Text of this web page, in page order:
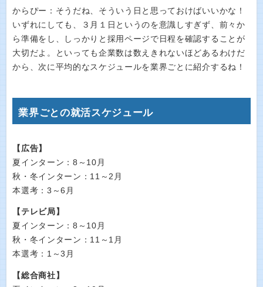
からぴー：そうだね、そういう日と思っておけばいいかな！
いずれにしても、３月１日というのを意識しすぎず、前々か
ら準備をし、しっかりと採用ページで日程を確認することが
大切だよ。といっても企業数は数えきれないほどあるわけだ
から、次に平均的なスケジュールを業界ごとに紹介するね！
業界ごとの就活スケジュール
【広告】
夏インターン：8～10月
秋・冬インターン：11～2月
本選考：3～6月
【テレビ局】
夏インターン：8～10月
秋・冬インターン：11～1月
本選考：1～3月
【総合商社】